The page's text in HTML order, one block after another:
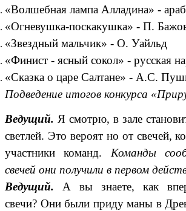
«Волшебная лампа Алладина» -
«Огневушка-поскакушка» - П.
«Звездный мальчик» - О. Уайльд
«Финист - ясный сокол» - русская
«Сказка о царе Салтане» - А.С.
Подведение итогов конкурса
Ведущий. Я смотрю, в зале
светлей. Это вероят но от свечей,
участники команд. Команды
свечей они получили в первом
Ведущий.А вы знаете, как
свечи? Они были приду маны в